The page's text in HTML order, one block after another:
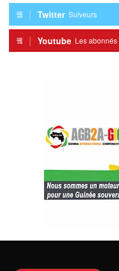
Twitter Suiveurs
Youtube Les abonnés